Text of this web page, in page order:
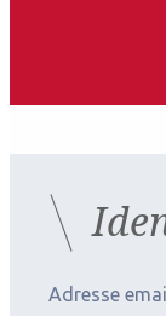
Les
Adresse